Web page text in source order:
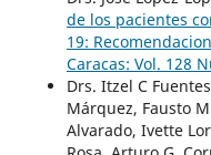
de los pacientes
19:
Caracas: Vol. 128
Drs. Itzel C
Márquez, Fausto
Alvarado, Ivette